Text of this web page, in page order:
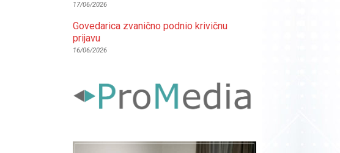
17/06/2026
Govedarica zvanično podnio krivičnu
prijavu
16/06/2026